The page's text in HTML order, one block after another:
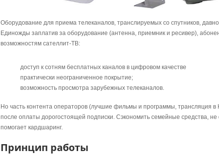
Оборудование для приема телеканалов, транслируемых со спутников,
Единожды заплатив за оборудование (антенна, приемник и ресивер),
возможностям сателлит-ТВ:
доступ к сотням бесплатных каналов в цифровом качестве
практически неограниченное покрытие;
возможность просмотра зарубежных телеканалов.
Но часть контента операторов (лучшие фильмы и программы, трансляция в
после оплаты дорогостоящей подписки. Сэкономить семейные средства, не
помогает кардшаринг.
Принцип работы